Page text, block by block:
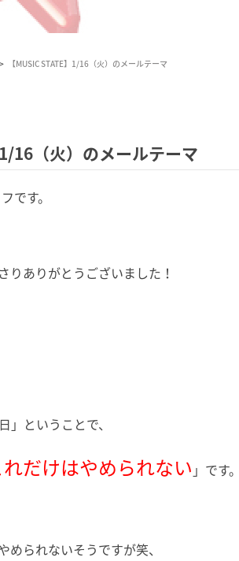
【MUSIC STATE】1/16（火）のメールテーマ
1/16（火）のメールテーマ
です。
りありがとうございました！
ということで、
れだけはやめられない 」です。
められないそうですが笑、